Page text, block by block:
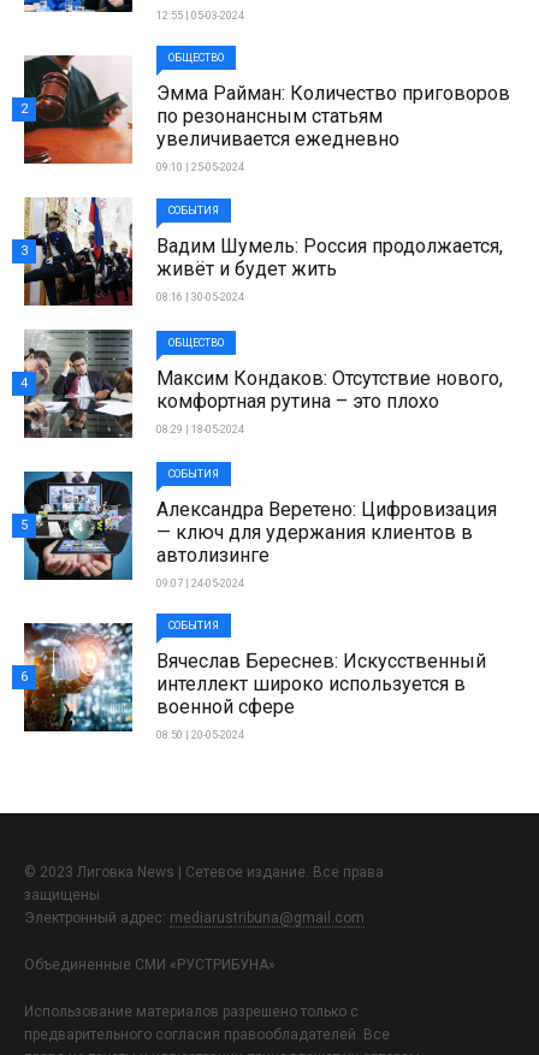
12:55 | 05-03-2024
ОБЩЕСТВО
Эмма Райман: Количество приговоров
по резонансным статьям
увеличивается ежедневно
09:10 | 25-05-2024
2
СОБЫТИЯ
Вадим Шумель: Россия продолжается,
живёт и будет жить
08:16 | 30-05-2024
3
ОБЩЕСТВО
Максим Кондаков: Отсутствие нового,
комфортная рутина – это плохо
08:29 | 18-05-2024
4
СОБЫТИЯ
Александра Веретено: Цифровизация
— ключ для удержания клиентов в
автолизинге
09:07 | 24-05-2024
5
СОБЫТИЯ
Вячеслав Береснев: Искусственный
интеллект широко используется в
военной сфере
08:50 | 20-05-2024
6
© 2023 Лиговка News | Сетевое издание. Все права
защищены.
Электронный адрес: mediarustribuna@gmail.com
Объединенные СМИ «РУСТРИБУНА»
Использование материалов разрешено только с
предварительного согласия правообладателей. Все